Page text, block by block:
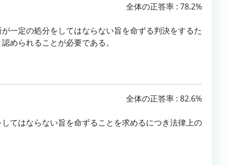
全体の正答率 : 78.2%
一定の処分をしてはならない旨を命ずる判決をするた
められることが必要である。
全体の正答率 : 82.6%
てはならない旨を命ずることを求めるにつき法律上の